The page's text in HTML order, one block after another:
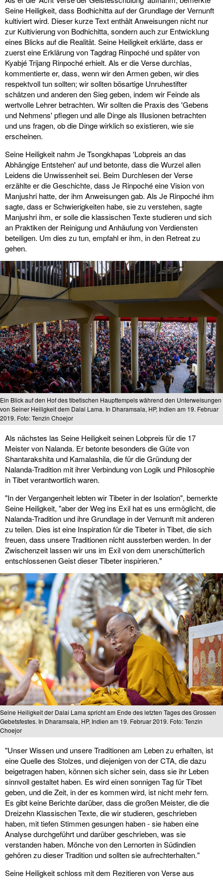
Seine Heiligkeit, dass Bodhichitta auf der Grundlage der Vernunft
kultiviert wird. Dieser kurze Text enthält Anweisungen nicht nur
zur Kultivierung von Bodhichitta, sondern auch zur Entwicklung
eines Blicks auf die Realität. Seine Heiligkeit erklärte, dass er
zuerst eine Erklärung von Tagdrag Rinpoché und später von
Kyabjé Trijang Rinpoché erhielt. Als er die Verse durchlas,
kommentierte er, dass, wenn wir den Armen geben, wir dies
respektvoll tun sollten; wir sollten bösartige Unruhestifter
schätzen und anderen den Sieg geben, indem wir Feinde als
wertvolle Lehrer betrachten. Wir sollten die Praxis des 'Gebens
und Nehmens' pflegen und alle Dinge als Illusionen betrachten
und uns fragen, ob die Dinge wirklich so existieren, wie sie
erscheinen.
Seine Heiligkeit nahm Je Tsongkhapas 'Lobpreis an das
Abhängige Entstehen' auf und betonte, dass die Wurzel allen
Leidens die Unwissenheit sei. Beim Durchlesen der Verse
erzählte er die Geschichte, dass Je Rinpoché eine Vision von
Manjushri hatte, der ihm Anweisungen gab. Als Je Rinpoché ihm
sagte, dass er Schwierigkeiten habe, sie zu verstehen, sagte
Manjushri ihm, er solle die klassischen Texte studieren und sich
an Praktiken der Reinigung und Anhäufung von Verdiensten
beteiligen. Um dies zu tun, empfahl er ihm, in den Retreat zu
gehen.
Ein Blick auf den Hof des tibetischen Haupttempels während den Unterweisungen
von Seiner Heiligkeit dem Dalai Lama. In Dharamsala, HP, Indien am 19. Februar
2019. Foto: Tenzin Choejor
Als nächstes las Seine Heiligkeit seinen Lobpreis für die 17
Meister von Nalanda. Er betonte besonders die Güte von
Shantarakshita und Kamalashila, die für die Gründung der
Nalanda-Tradition mit ihrer Verbindung von Logik und Philosophie
in Tibet verantwortlich waren.
"In der Vergangenheit lebten wir Tibeter in der Isolation", bemerkte
Seine Heiligkeit, "aber der Weg ins Exil hat es uns ermöglicht, die
Nalanda-Tradition und ihre Grundlage in der Vernunft mit anderen
zu teilen. Dies ist eine Inspiration für die Tibeter in Tibet, die sich
freuen, dass unsere Traditionen nicht aussterben werden. In der
Zwischenzeit lassen wir uns im Exil von dem unerschütterlich
entschlossenen Geist dieser Tibeter inspirieren."
Seine Heiligkeit der Dalai Lama spricht am Ende des letzten Tages des Grossen
Gebetsfestes. In Dharamsala, HP, Indien am 19. Februar 2019. Foto: Tenzin
Choejor
"Unser Wissen und unsere Traditionen am Leben zu erhalten, ist
eine Quelle des Stolzes, und diejenigen von der CTA, die dazu
beigetragen haben, können sich sicher sein, dass sie ihr Leben
sinnvoll gestaltet haben. Es wird einen sonnigen Tag für Tibet
geben, und die Zeit, in der es kommen wird, ist nicht mehr fern.
Es gibt keine Berichte darüber, dass die großen Meister, die die
Dreizehn Klassischen Texte, die wir studieren, geschrieben
haben, mit tiefen Stimmen gesungen haben - sie haben eine
Analyse durchgeführt und darüber geschrieben, was sie
verstanden haben. Mönche von den Lernorten in Südindien
gehören zu dieser Tradition und sollten sie aufrechterhalten."
Seine Heiligkeit schloss mit dem Rezitieren von Verse aus